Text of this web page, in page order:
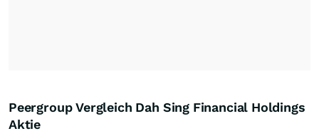
Peergroup Vergleich Dah Sing Financial Holdings
Aktie